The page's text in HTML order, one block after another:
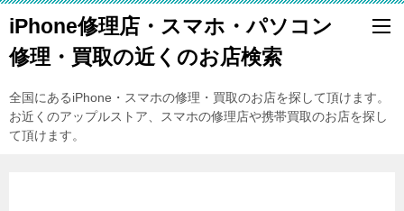
iPhone修理店・スマホ・パソコン
修理・買取の近くのお店検索
全国にあるiPhone・スマホの修理・買取のお店を探して頂けます。
お近くのアップルストア、スマホの修理店や携帯買取のお店を探し
て頂けます。